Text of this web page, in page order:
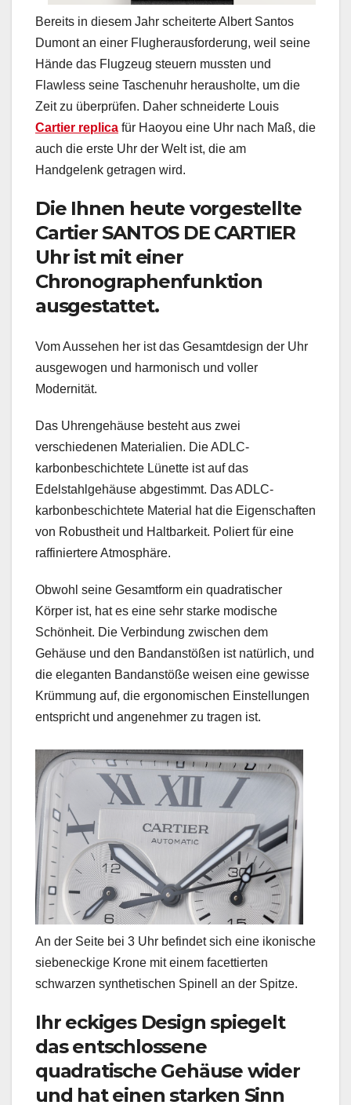
Bereits in diesem Jahr scheiterte Albert Santos
Dumont an einer Flugherausforderung, weil seine
Hände das Flugzeug steuern mussten und
Flawless seine Taschenuhr herausholte, um die
Zeit zu überprüfen. Daher schneiderte Louis
Cartier replica für Haoyou eine Uhr nach Maß, die
auch die erste Uhr der Welt ist, die am
Handgelenk getragen wird.
Die Ihnen heute vorgestellte
Cartier SANTOS DE CARTIER
Uhr ist mit einer
Chronographenfunktion
ausgestattet.
Vom Aussehen her ist das Gesamtdesign der Uhr
ausgewogen und harmonisch und voller
Modernität.
Das Uhrengehäuse besteht aus zwei
verschiedenen Materialien. Die ADLC-
karbonbeschichtete Lünette ist auf das
Edelstahlgehäuse abgestimmt. Das ADLC-
karbonbeschichtete Material hat die Eigenschaften
von Robustheit und Haltbarkeit. Poliert für eine
raffiniertere Atmosphäre.
Obwohl seine Gesamtform ein quadratischer
Körper ist, hat es eine sehr starke modische
Schönheit. Die Verbindung zwischen dem
Gehäuse und den Bandanstößen ist natürlich, und
die eleganten Bandanstöße weisen eine gewisse
Krümmung auf, die ergonomischen Einstellungen
entspricht und angenehmer zu tragen ist.
An der Seite bei 3 Uhr befindet sich eine ikonische
siebeneckige Krone mit einem facettierten
schwarzen synthetischen Spinell an der Spitze.
Ihr eckiges Design spiegelt
das entschlossene
quadratische Gehäuse wider
und hat einen starken Sinn